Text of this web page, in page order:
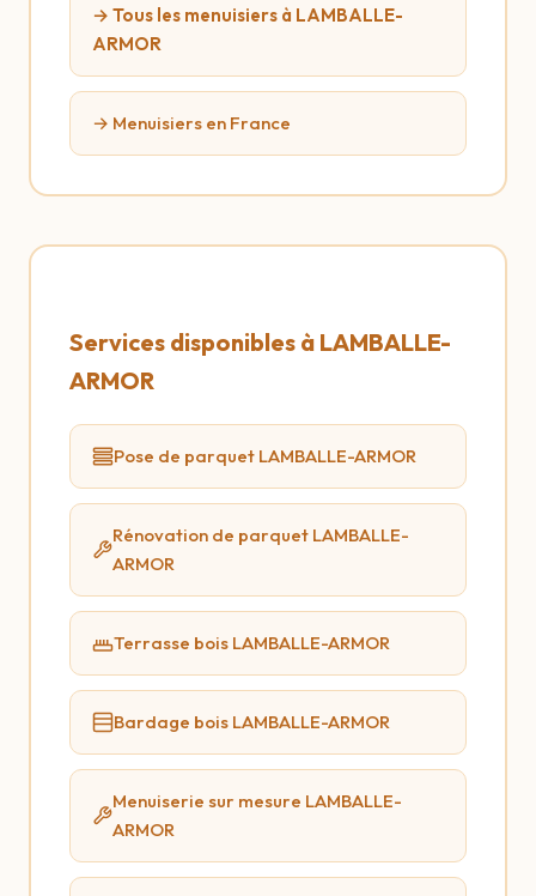
→ Tous les menuisiers à LAMBALLE-
ARMOR
→ Menuisiers en France
Services disponibles à LAMBALLE-
ARMOR
Pose de parquet LAMBALLE-ARMOR
Rénovation de parquet LAMBALLE-
ARMOR
Terrasse bois LAMBALLE-ARMOR
Bardage bois LAMBALLE-ARMOR
Menuiserie sur mesure LAMBALLE-
ARMOR